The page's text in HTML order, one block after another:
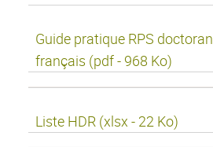
Guide pratique RPS
français (pdf - 968 Ko)
Liste HDR (xlsx - 22 Ko)